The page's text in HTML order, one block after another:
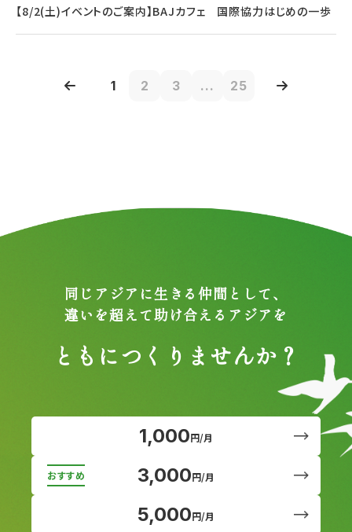
【8/2(土)イベントのご案内】BAJカフェ 国際協力はじめの一歩
1 2 3 ... 25
同じアジアに生きる仲間として、
違いを超えて助け合えるアジアを
ともにつくりませんか？
1,000円/月
3,000円/月
5,000円/月